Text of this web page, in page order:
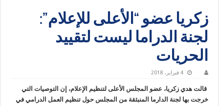
زكريا عضو “الأعلى للإعلام”:
لجنة الدراما ليست لتقييد
الحريات
4 فبراير، 2018
قالت هدي زكريا، عضو المجلس الأعلى لتنظيم الإعلام، إن التوصيات التي
خرجت بها لجنة الدارما المنبثقة من المجلس حول تنظيم العمل الدرامي في